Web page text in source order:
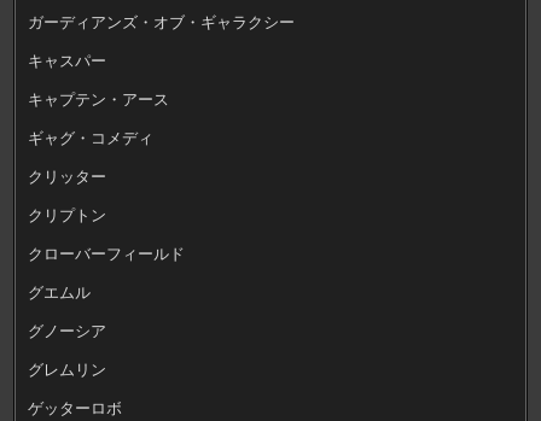
ガーディアンズ・オブ・ギャラクシー
キャスパー
キャプテン・アース
ギャグ・コメディ
クリッター
クリプトン
クローバーフィールド
グエムル
グノーシア
グレムリン
ゲッターロボ